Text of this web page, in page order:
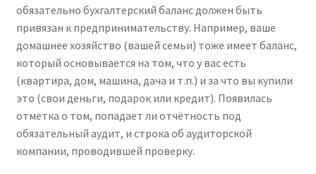
обязательно бухгалтерский баланс должен быть
привязан к предпринимательству. Например, ваше
домашнее хозяйство (вашей семьи) тоже имеет баланс,
который основывается на том, что у вас есть
(квартира, дом, машина, дача и т.п.) и за что вы купили
это (свои деньги, подарок или кредит). Появилась
отметка о том, попадает ли отчётность под
обязательный аудит, и строка об аудиторской
компании, проводившей проверку.